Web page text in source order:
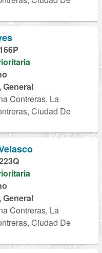
General
Contreras, La
Ciudad De
General
Contreras, La
Ciudad De